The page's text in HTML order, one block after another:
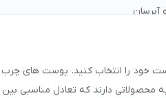
آبرسان
خود را انتخاب کنید. پوست های
دارند که تعادل مناسبی بین